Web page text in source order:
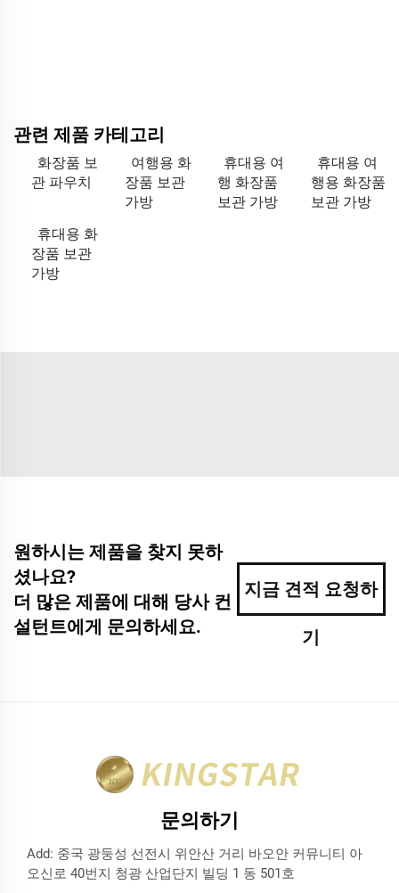
관련 제품 카테고리
화장품 보
관 파우치
여행용 화
장품 보관
가방
휴대용 여
행 화장품
보관 가방
휴대용 여
행용 화장품
보관 가방
휴대용 화
장품 보관
가방
원하시는 제품을 찾지 못하
셨나요?
더 많은 제품에 대해 당사 컨
설턴트에게 문의하세요.
지금 견적 요청하
기
문의하기
Add: 중국 광둥성 선전시 위안산 거리 바오안 커뮤니티 아
오신로 40번지 청광 산업단지 빌딩 1 동 501호